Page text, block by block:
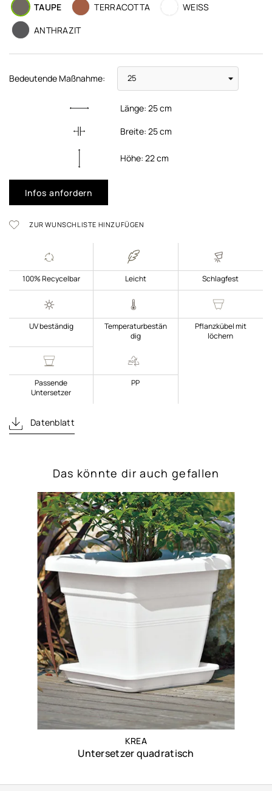
TAUPE TERRACOTTA
WEISS
ANTHRAZIT
Bedeutende Maßnahme:
Länge:25cm
Breite:25cm
Höhe:22cm
Infos anfordern
ZUR WUNSCHLISTE HINZUFÜGEN
100% Recycelbar Leicht Schlagfest
UV beständig
Temperaturbestän
dig
Pflanzkübel mit
löchern
Passende
Untersetzer
PP
Datenblatt
Das könnte dir auch gefallen
KREA
Untersetzer quadratisch